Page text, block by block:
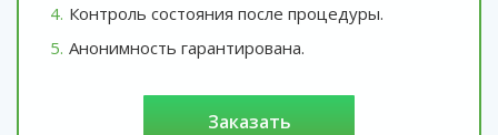
Контроль состояния после процедуры.
Анонимность гарантирована.
заказать